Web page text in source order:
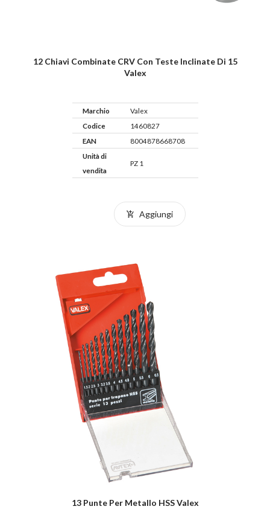
12 Chiavi Combinate CRV Con Teste Inclinate Di 15
Valex
Marchio
Valex
Codice
1460827
EAN
8004878668708
Unità di
vendita
PZ 1
Aggiungi
13 Punte Per Metallo HSS Valex